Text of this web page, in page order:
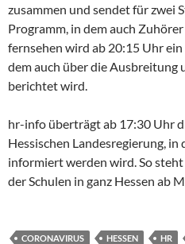
zusammen und sendet für zwei
Programm, in dem auch
fernsehen wird ab 20:15 Uhr
dem auch über die Ausbreitung
berichtet wird.
hr-info überträgt ab 17:30 Uhr
Hessischen Landesregierung,
informiert werden wird. So
der Schulen in ganz Hessen ab
CORONAVIRUS HESSEN HR